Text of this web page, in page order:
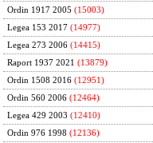
Ordin 1917 2005 (15003)
Legea 153 2017 (14977)
Legea 273 2006 (14415)
Raport 1937 2021 (13879)
Ordin 1508 2016 (12951)
Ordin 560 2006 (12464)
Legea 429 2003 (12410)
Ordin 976 1998 (12136)